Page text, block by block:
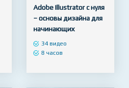
Adobe Illustrator с нуля
– основы дизайна для
начинающих
34 видео
8 часов